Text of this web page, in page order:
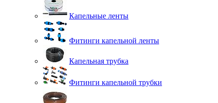
Капельные ленты
Фитинги капельной ленты
Капельная трубка
Фитинги капельной трубки